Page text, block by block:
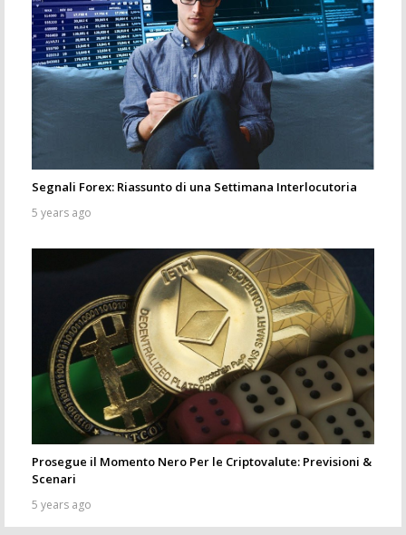
Segnali Forex: Riassunto di una Settimana Interlocutoria
5 years ago
Prosegue il Momento Nero Per le Criptovalute: Previsioni &
Scenari
5 years ago